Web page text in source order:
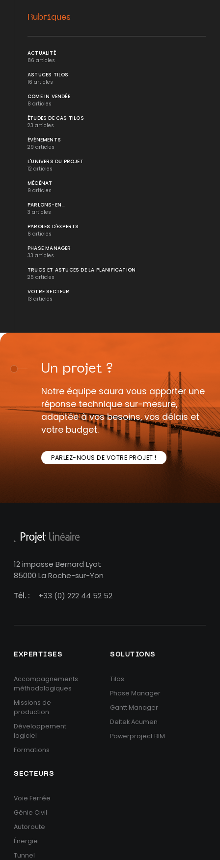
Rubriques
ACTUALITÉ
86 articles
ASTUCES TILOS
16 articles
COME IN VENDÉE
8 articles
ÉTUDES DE CAS TILOS
23 articles
ÉVÉNEMENTS
29 articles
L'UNIVERS DU PROJET
12 articles
MÉCÉNAT
9 articles
PARLONS-EN...
3 articles
PAROLES D'EXPERTS
6 articles
PHASE MANAGER
33 articles
TRUCS ET ASTUCES DE LA PLANIFICATION
25 articles
VOTRE SECTEUR
13 articles
Un projet ?
Notre équipe saura vous apporter une
réponse technique sur-mesure,
adaptée à vos besoins, vos délais et
votre budget.
PARLEZ-NOUS DE VOTRE PROJET !
12 impasse Bernard Lyot
85000 La Roche-sur-Yon
Tél. :
+33 (0) 222 44 52 52
EXPERTISES
Accompagnements
méthodologiques
Missions de
production
Développement
logiciel
Formations
SOLUTIONS
Tilos
Phase Manager
Gantt Manager
Deltek Acumen
Powerproject BIM
SECTEURS
Voie Ferrée
Génie Civil
Autoroute
Énergie
Tunnel